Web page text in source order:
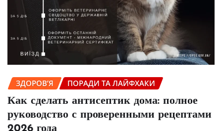
ЗДОРОВ’Я ПОРАДИ ТА ЛАЙФХАКИ
Как сделать антисептик дома: полное
руководство с проверенными рецептами